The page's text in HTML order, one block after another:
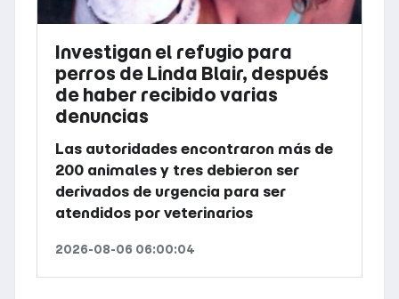
Investigan el refugio para
perros de Linda Blair, después
de haber recibido varias
denuncias
Las autoridades encontraron más de
200 animales y tres debieron ser
derivados de urgencia para ser
atendidos por veterinarios
2026-08-06 06:00:04